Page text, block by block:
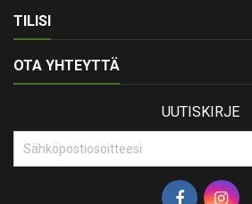
TILISI
OTA YHTEYTTÄ
UUTISKIRJE